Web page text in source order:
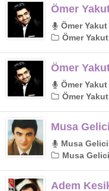
Ömer
Ömer Yakut
Ömer Yakut
Ömer
Ömer Yakut
Ömer Yakut
Musa
Musa Gelici
Musa Gelici
Adem